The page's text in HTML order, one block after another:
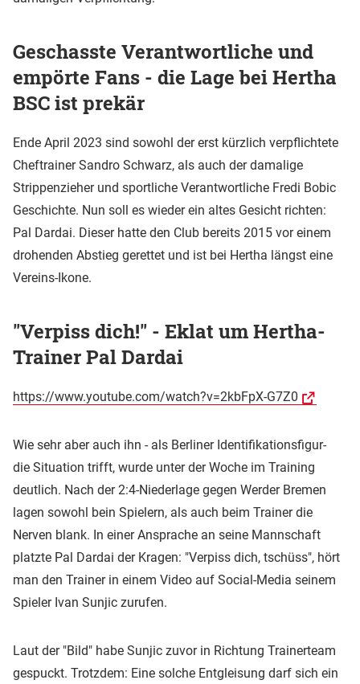
Geschasste Verantwortliche und
empörte Fans - die Lage bei Hertha
BSC ist prekär
Ende April 2023 sind sowohl der erst kürzlich verpflichtete
Cheftrainer Sandro Schwarz, als auch der damalige
Strippenzieher und sportliche Verantwortliche Fredi Bobic
Geschichte. Nun soll es wieder ein altes Gesicht richten:
Pal Dardai. Dieser hatte den Club bereits 2015 vor einem
drohenden Abstieg gerettet und ist bei Hertha längst eine
Vereins-Ikone.
"Verpiss dich!" - Eklat um Hertha-
Trainer Pal Dardai
https://www.youtube.com/watch?v=2kbFpX-G7Z0
Wie sehr aber auch ihn - als Berliner Identifikationsfigur-
die Situation trifft, wurde unter der Woche im Training
deutlich. Nach der 2:4-Niederlage gegen Werder Bremen
lagen sowohl bein Spielern, als auch beim Trainer die
Nerven blank. In einer Ansprache an seine Mannschaft
platzte Pal Dardai der Kragen: "Verpiss dich, tschüss", hört
man den Trainer in einem Video auf Social-Media seinem
Spieler Ivan Sunjic zurufen.
Laut der "Bild" habe Sunjic zuvor in Richtung Trainerteam
gespuckt. Trotzdem: Eine solche Entgleisung darf sich ein